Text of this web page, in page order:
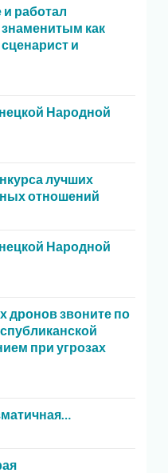
работал
как
и
Народной
лучших
отношений
Народной
дронов звоните по
при угрозах